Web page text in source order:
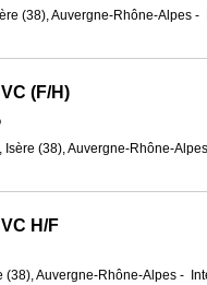
(38), Auvergne-Rhône-Alpes -
(F/H)
(38), Auvergne-Rhône-Alpes
H/F
(38), Auvergne-Rhône-Alpes -